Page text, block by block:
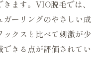
ます。VIO脱毛では、
ーリングのやさしい成
クスと比べて刺激が少
きる点が評価されてい